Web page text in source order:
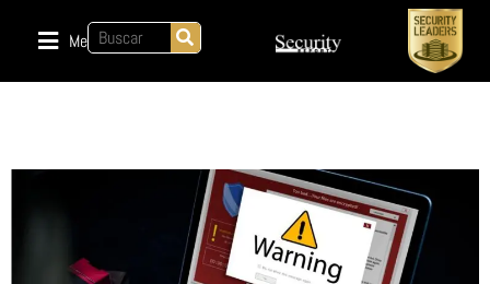
Menu